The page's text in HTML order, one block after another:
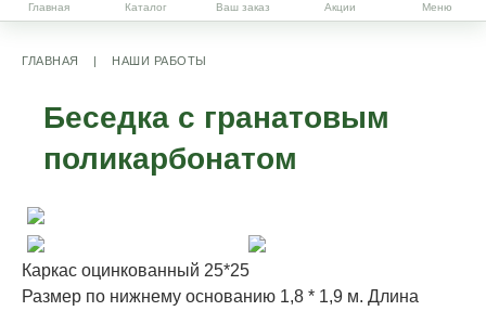
Главная Каталог Ваш заказ Акции Меню
ГЛАВНАЯ | НАШИ РАБОТЫ
Беседка с гранатовым
поликарбонатом
Каркас оцинкованный 25*25
Размер по нижнему основанию 1,8 * 1,9 м. Длина